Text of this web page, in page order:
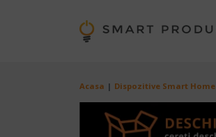
Breadcrumb
Acasa Dispozitive Smart Home